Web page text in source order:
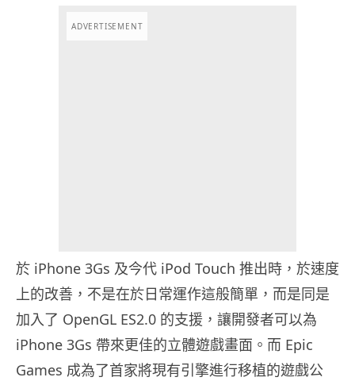
ADVERTISEMENT
於 iPhone 3Gs 及今代 iPod Touch 推出時，於速度
上的改善，不是在於日常運作這般簡單，而是同是
加入了 OpenGL ES2.0 的支援，讓開發者可以為
iPhone 3Gs 帶來更佳的立體遊戲畫面。而 Epic
Games 成為了首家將現有引擎進行移植的遊戲公